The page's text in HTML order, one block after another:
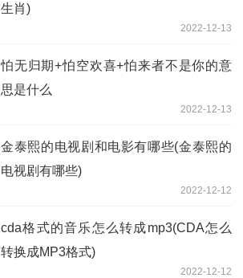
生肖)
2022-12-13
怕无归期+怕空欢喜+怕来者不是你的意
思是什么
2022-12-13
金泰熙的电视剧和电影有哪些(金泰熙的
电视剧有哪些)
2022-12-12
cda格式的音乐怎么转成mp3(CDA怎么
转换成MP3格式)
2022-12-12